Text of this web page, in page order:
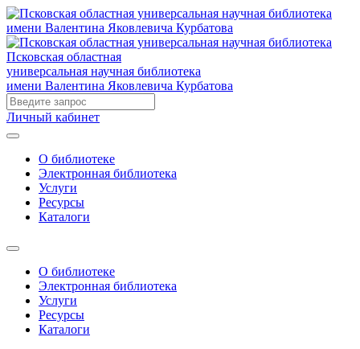
Псковская областная
универсальная научная библиотека
имени Валентина Яковлевича Курбатова
Личный кабинет
О библиотеке
Электронная библиотека
Услуги
Ресурсы
Каталоги
О библиотеке
Электронная библиотека
Услуги
Ресурсы
Каталоги